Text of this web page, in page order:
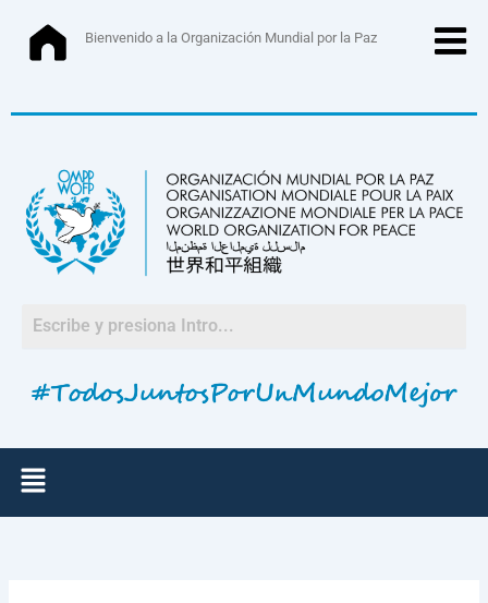
contenido
Bienvenido a la Organización Mundial por la Paz
Menú